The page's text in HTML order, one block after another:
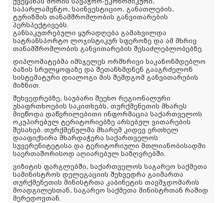
ქვეყანას შორის სავაჭრო-ეკონომიკური,
საპარლამენტო, საინვესტიციო, განათლების,
ტურიზმის თანამშრომლობის განვითარების
პერსპექტივებს.
განსაკუთრებული ყურადღება გამახვილდა
სატრანსპორტო ლოჯისტიკურ სფეროზე და ამ მხრივ
თანამშრომლობის განვითარების შესაძლებლობებზე.
დიპლომატებმა იმსჯელეს ორმხრივი საკანონმდებლო
ბაზის სრულყოფაზე და შეთანხმდნენ გააგრძელონ
სისტემატური დიალოგი მის შემდგომ განვითარების
მიზნით.
შეხვედრებზე, საუბარი შეეხო რეგიონალური
უსაფრთხოების საკითხებს, თურქმენეთის მხარეს
მიეწოდა დაწვრილებითი ინფორმაცია საქართველოს
ოკუპირებულ ტერიტორიებზე არსებულ ვითარების
შესახებ. თურქმენულმა მხარემ კიდევ ერთხელ
დააფიქსირა მხარდაჭერა საქართველოს
სუვერენიტეტისა და ტერიტორიული მთლიანობისადმი
საერთაშორისოდ აღიარებულ საზღვრებში.
ვიზიტის ფარგლებში, საქართველოს საგარეო საქმეთა
სამინისტროს დელეგაციის შეხვედრა გაიმართა
თურქმენეთის მინისტრთა კაბინეტის თავმჯდომარის
მოადგილესთან, საგარეო საქმეთა მინისტრთან რაშიდ
მერედოვთან.